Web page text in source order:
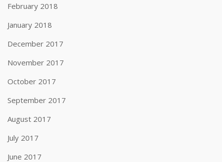
February 2018
January 2018
December 2017
November 2017
October 2017
September 2017
August 2017
July 2017
June 2017